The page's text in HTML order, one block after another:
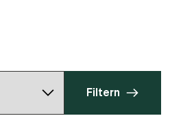
Filtern